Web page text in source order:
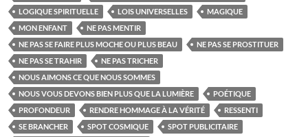
LOGIQUE SPIRITUELLE
LOIS UNIVERSELLES
MAGIQUE
MON ENFANT
NE PAS MENTIR
NE PAS SE FAIRE PLUS MOCHE OU PLUS BEAU
NE PAS SE PROSTITUER
NE PAS SE TRAHIR
NE PAS TRICHER
NOUS AIMONS CE QUE NOUS SOMMES
NOUS VOUS DEVONS BIEN PLUS QUE LA LUMIÈRE
POÉTIQUE
PROFONDEUR
RENDRE HOMMAGE À LA VÉRITÉ
RESSENTI
SE BRANCHER
SPOT COSMIQUE
SPOT PUBLICITAIRE